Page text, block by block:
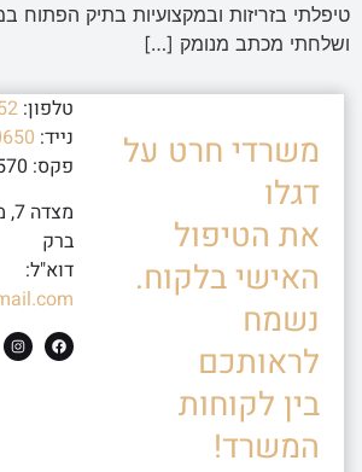
טיפלתי בזריזות ובמקצועיות בתיק הפתוח
ושלחתי מכתב מנומק […]
משרדי חרט על
דגלו
את הטיפול
האישי בלקוח.
נשמח
לראותכם
בין לקוחות
המשרד!
טלפון:
נייד:
פקס: 077-3180570
ברק
דוא"ל: